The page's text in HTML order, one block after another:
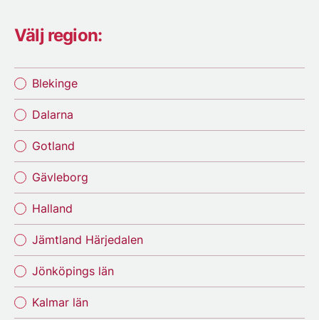
Välj region:
Blekinge
Dalarna
Gotland
Gävleborg
Halland
Jämtland Härjedalen
Jönköpings län
Kalmar län